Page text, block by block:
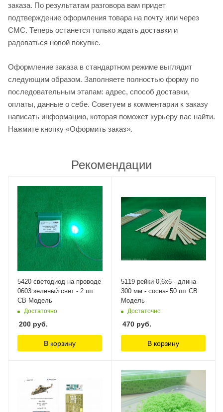
заказа. По результатам разговора вам придет
подтверждение оформления товара на почту или через
СМС. Теперь останется только ждать доставки и
радоваться новой покупке.
Оформление заказа в стандартном режиме выглядит
следующим образом. Заполняете полностью форму по
последовательным этапам: адрес, способ доставки,
оплаты, данные о себе. Советуем в комментарии к заказу
написать информацию, которая поможет курьеру вас найти.
Нажмите кнопку «Оформить заказ».
Рекомендации
5420 светодиод на проводе
0603 зеленый свет - 2 шт
СВ Модель
Достаточно
200 руб.
В корзину
5119 рейки 0,6х6 - длина
300 мм - сосна- 50 шт СВ
Модель
Достаточно
470 руб.
В корзину